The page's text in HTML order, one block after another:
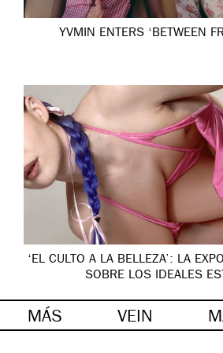
YVMIN ENTERS ‘BETWEEN
‘EL CULTO A LA BELLEZA’: LA
SOBRE LOS IDEALES
MÁS VEIN